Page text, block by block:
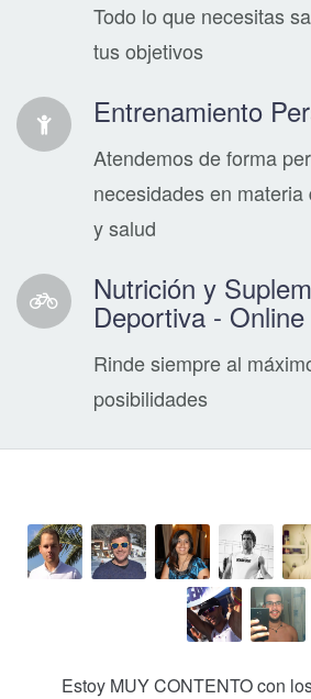
Todo lo que necesitas
tus objetivos
Entrenamiento
Atendemos de forma
necesidades en
y salud
Nutrición y
Deportiva - Online
Rinde siempre al
posibilidades
Estoy MUY CONTENTO con